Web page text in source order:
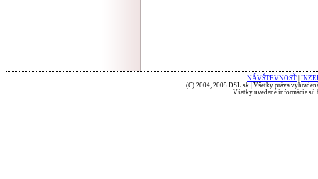
NÁVŠTEVNOSŤ
(C) 2004, 2005 DSL.sk | Všetky práva
Všetky uvedené informácie sú